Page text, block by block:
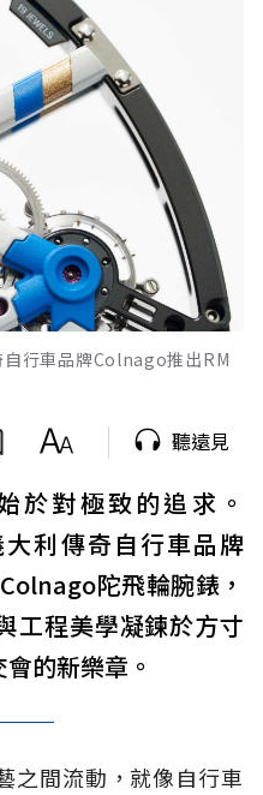
行車品牌Colnago推出RM
聽遠見
於對極致的追求。
大利傳奇自行車品牌
陀飛輪腕錶，
工程美學凝鍊於方寸
的新樂章。
之間流動，就像自行車